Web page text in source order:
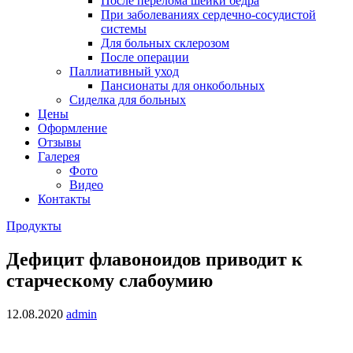
При заболеваниях сердечно-сосудистой
системы
Для больных склерозом
После операции
Паллиативный уход
Пансионаты для онкобольных
Сиделка для больных
Цены
Оформление
Отзывы
Галерея
Фото
Видео
Контакты
Продукты
Дефицит флавоноидов приводит к
старческому слабоумию
12.08.2020 admin